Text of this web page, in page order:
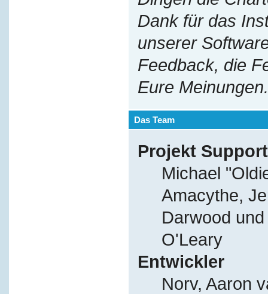
Dank für das
unserer
Feedback, die
Eure Meinungen.
Das Team
Projekt Support
Michael
Amacythe,
Darwood
O'Leary
Entwickler
Norv, Aaron